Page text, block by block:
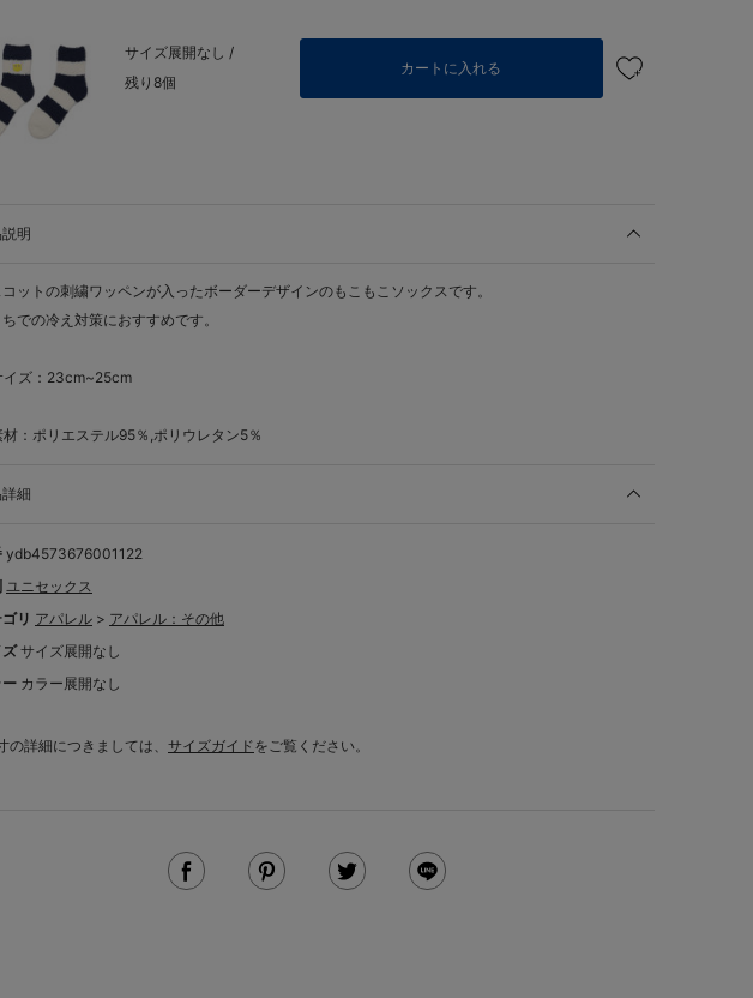
サイズ展開なし /
残り8個
カートに入れる
明
ットの刺繍ワッペンが入ったボーダーデザインのもこもこソックスです。
での冷え対策におすすめです。
ズ：23cm~25cm
：ポリエステル95％,ポリウレタン5％
細
ydb4573676001122
ユニセックス
リ アパレル > アパレル：その他
サイズ展開なし
ー カラー展開なし
の詳細につきましては、 サイズガイドをご覧ください。